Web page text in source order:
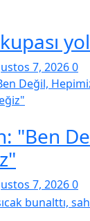
7, 20260
"Ben
7, 20260